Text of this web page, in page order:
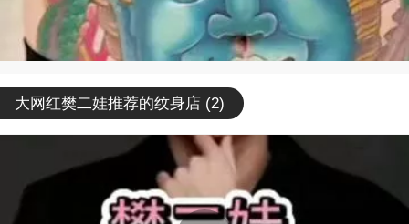
大网红樊二娃推荐的纹身店 (2)